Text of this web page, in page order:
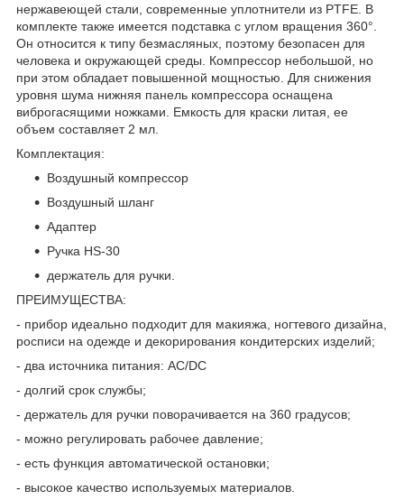
нержавеющей стали, современные уплотнители из PTFE. В
комплекте также имеется подставка с углом вращения 360°.
Он относится к типу безмасляных, поэтому безопасен для
человека и окружающей среды. Компрессор небольшой, но
при этом обладает повышенной мощностью. Для снижения
уровня шума нижняя панель компрессора оснащена
виброгасящими ножками. Емкость для краски литая, ее
объем составляет 2 мл.
Комплектация:
Воздушный компрессор
Воздушный шланг
Адаптер
Ручка HS-30
держатель для ручки.
ПРЕИМУЩЕСТВА:
- прибор идеально подходит для макияжа, ногтевого дизайна,
росписи на одежде и декорирования кондитерских изделий;
- два источника питания: AC/DC
- долгий срок службы;
- держатель для ручки поворачивается на 360 градусов;
- можно регулировать рабочее давление;
- есть функция автоматической остановки;
- высокое качество используемых материалов.